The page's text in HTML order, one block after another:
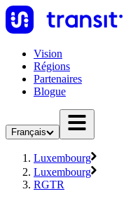
Vision
Régions
Partenaires
Blogue
Français
Luxembourg
Luxembourg
RGTR